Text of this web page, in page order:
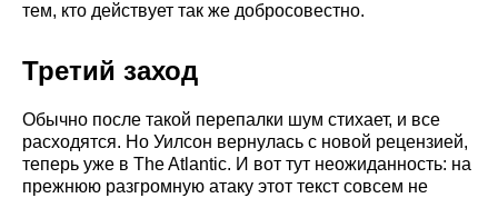
тем, кто действует так же добросовестно.
Третий заход
Обычно после такой перепалки шум стихает, и все
расходятся. Но Уилсон вернулась с новой рецензией,
теперь уже в The Atlantic. И вот тут неожиданность: на
прежнюю разгромную атаку этот текст совсем не